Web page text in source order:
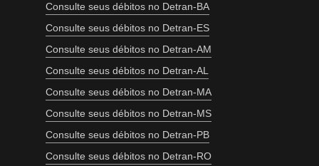
Consulte seus débitos no Detran-BA
Consulte seus débitos no Detran-ES
Consulte seus débitos no Detran-AM
Consulte seus débitos no Detran-AL
Consulte seus débitos no Detran-MA
Consulte seus débitos no Detran-MS
Consulte seus débitos no Detran-PB
Consulte seus débitos no Detran-RO